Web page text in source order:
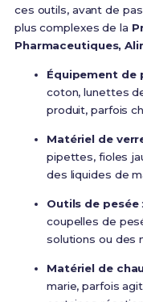
ces outils, avant de
plus complexes de la
Pharmaceutiques,
Équipement de
coton, lunettes
produit, parfois
Matériel de
pipettes, fioles
des liquides de
Outils de pesée
coupelles de
solutions ou des
Matériel de
marie, parfois